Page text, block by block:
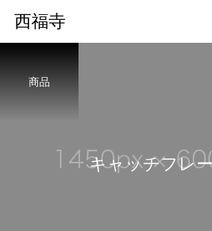
西福寺
商品
キャッチフレ